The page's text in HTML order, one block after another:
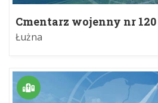
Cmentarz wojenny nr 120
Łużna